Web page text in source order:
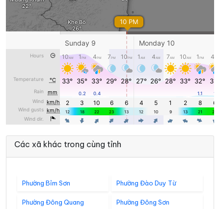
Các xã khác trong cùng tỉnh
Phường Bỉm Sơn Phường Đào Duy Từ
Phường Đông Quang Phường Đông Sơn